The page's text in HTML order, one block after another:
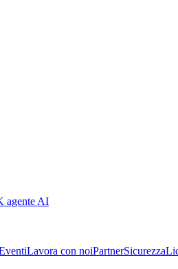
agente AI
Lavora con noiPartnerSicurezza